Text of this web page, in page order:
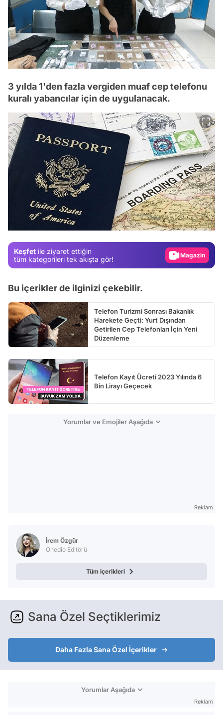
3 yılda 1'den fazla vergiden muaf cep telefonu
kuralı yabancılar için de uygulanacak.
Keşfet ile ziyaret ettiğin
tüm kategorileri tek akışta gör!
Video
Test
Magazin
Video
Bu içerikler de ilginizi çekebilir.
Telefon Turizmi Sonrası Bakanlık
Harekete Geçti: Yurt Dışından
Getirilen Cep Telefonları İçin Yeni
Düzenleme
Telefon Kayıt Ücreti 2023 Yılında 6
Bin Lirayı Geçecek
Yorumlar ve Emojiler Aşağıda
Reklam
İrem Özgür
Onedio Editörü
Tüm içerikleri
Sana Özel Seçtiklerimiz
Daha Fazla Sana Özel İçerikler
Yorumlar Aşağıda
Reklam